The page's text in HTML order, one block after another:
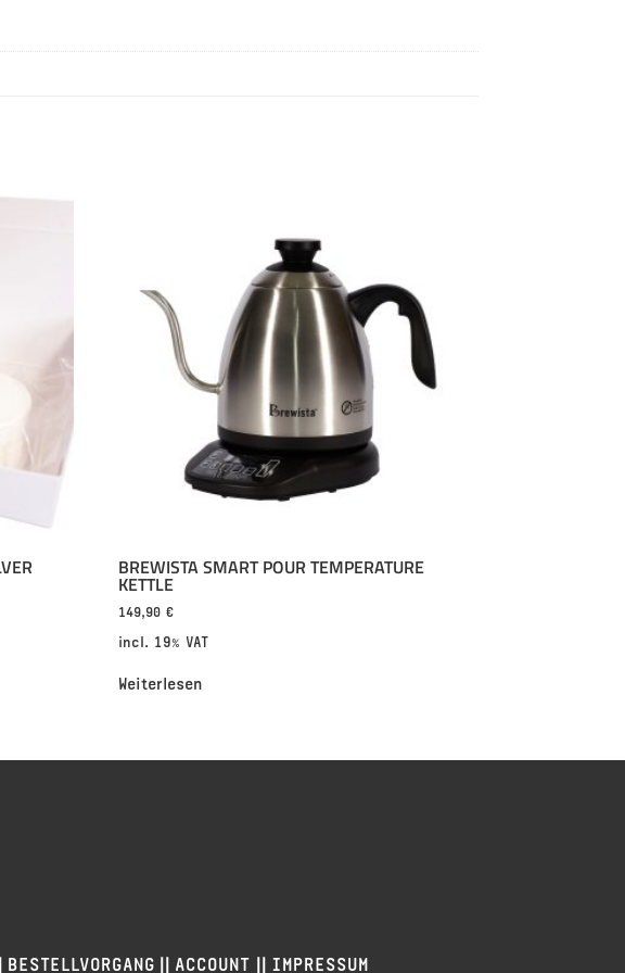
BREWISTA SMART POUR TEMPERATURE
KETTLE
149,90€
incl. 19% VAT
Weiterlesen
BESTELLVORGANG || ACCOUNT || IMPRESSUM